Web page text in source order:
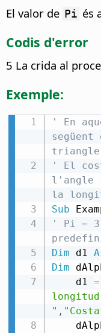
El valor de Pi és
Codis d'error
5 La crida al
Exemple:
' En
' El
l'angle
la
Sub
' Pi =
Dim d1
Dim
    d1
=
" ,